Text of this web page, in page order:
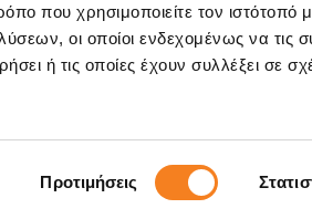
που χρησιμοποιείτε τον
οι οποίοι ενδεχομένως να
ή τις οποίες έχουν συλλέξει σε
Προτιμήσεις
Εξυπηρέτηση
Μίλησε με το πιο